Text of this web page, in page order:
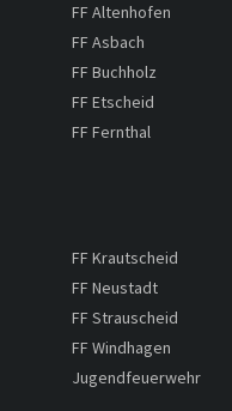
FF Altenhofen
FF Asbach
FF Buchholz
FF Etscheid
FF Fernthal
FF Krautscheid
FF Neustadt
FF Strauscheid
FF Windhagen
Jugendfeuerwehr